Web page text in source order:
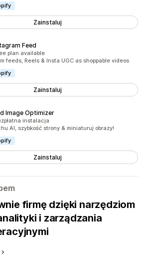
Zainstaluj
Feed
1934
plan available
feeds, Reels & Insta UGC as shoppable videos
Zainstaluj
Image Optimizer
2247
instalacja
AI, szybkość strony & miniaturuj obrazy!
Zainstaluj
firmę dzięki narzędziom
i zarządzania